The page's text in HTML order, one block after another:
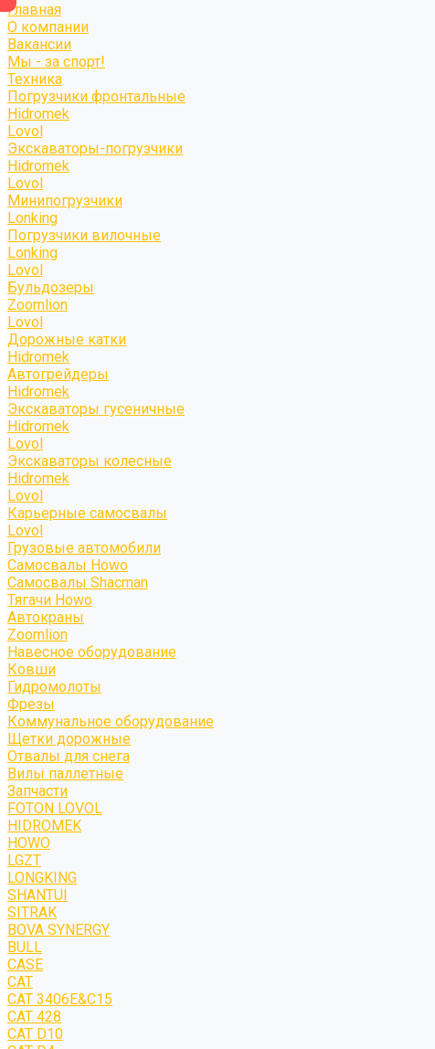
Главная
О компании
Вакансии
Мы - за спорт!
Техника
Погрузчики фронтальные
Hidromek
Lovol
Экскаваторы-погрузчики
Hidromek
Lovol
Минипогрузчики
Lonking
Погрузчики вилочные
Lonking
Lovol
Бульдозеры
Zoomlion
Lovol
Дорожные катки
Hidromek
Автогрейдеры
Hidromek
Экскаваторы гусеничные
Hidromek
Lovol
Экскаваторы колесные
Hidromek
Lovol
Карьерные самосвалы
Lovol
Грузовые автомобили
Самосвалы Howo
Самосвалы Shacman
Тягачи Howo
Автокраны
Zoomlion
Навесное оборудование
Ковши
Гидромолоты
Фрезы
Коммунальное оборудование
Щетки дорожные
Отвалы для снега
Вилы паллетные
Запчасти
FOTON LOVOL
HIDROMEK
HOWO
LGZT
LONGKING
SHANTUI
SITRAK
BOVA SYNERGY
BULL
CASE
CAT
CAT 3406E&C15
CAT 428
CAT D10